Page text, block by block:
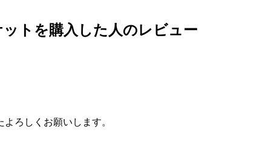
トを購入した人のレビュー
ろしくお願いします。